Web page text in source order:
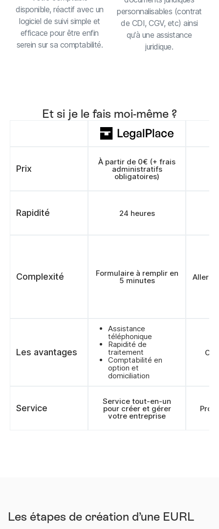
disponible, réactif avec un
logiciel de suivi simple et
efficace pour être enfin
serein sur sa comptabilité.
personnalisables (contrat
de CDI, CGV, etc) ainsi
qu'à une assistance
juridique.
Et si je le fais moi-même ?
Prix
À partir de 0€ (+ frais
administratifs
obligatoires)
Rapidité 24 heures
Complexité Formulaire à remplir en
5 minutes Allers-
Les avantages
Assistance
téléphonique
Rapidité de
traitement
Comptabilité en
option et
domiciliation
Service
Service tout-en-un
pour créer et gérer
votre entreprise
Les étapes de création d’une EURL